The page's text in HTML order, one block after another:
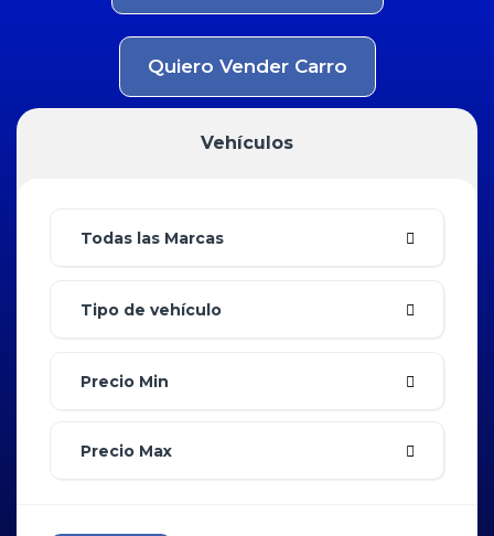
Quiero Vender Carro
Vehículos
Todas las Marcas
Tipo de vehículo
Precio Min
Precio Max